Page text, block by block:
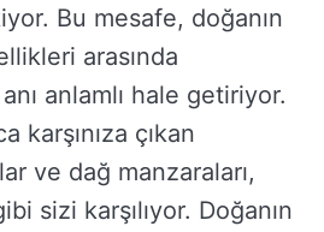
Bu mesafe, doğanın
arasında
anlamlı hale getiriyor.
karşınıza çıkan
ve dağ manzaraları,
sizi karşılıyor. Doğanın